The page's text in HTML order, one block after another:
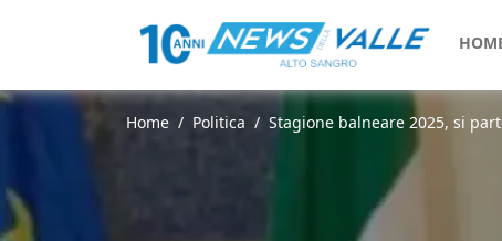
Home Politica Stagione balneare 2025, si